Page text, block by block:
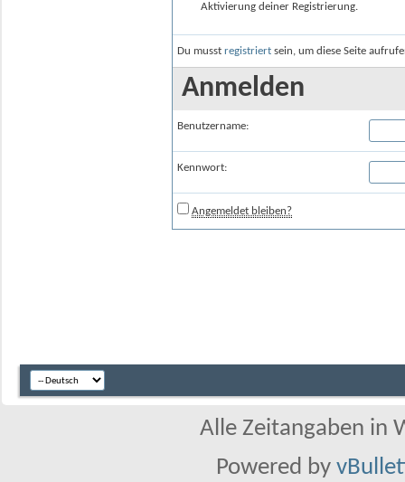
Aktivierung deiner Registrierung.
Du musst registriert sein, um diese Seite
Anmelden
Benutzername:
Kennwort:
Angemeldet bleiben?
Alle Zeitangaben in
Powered by